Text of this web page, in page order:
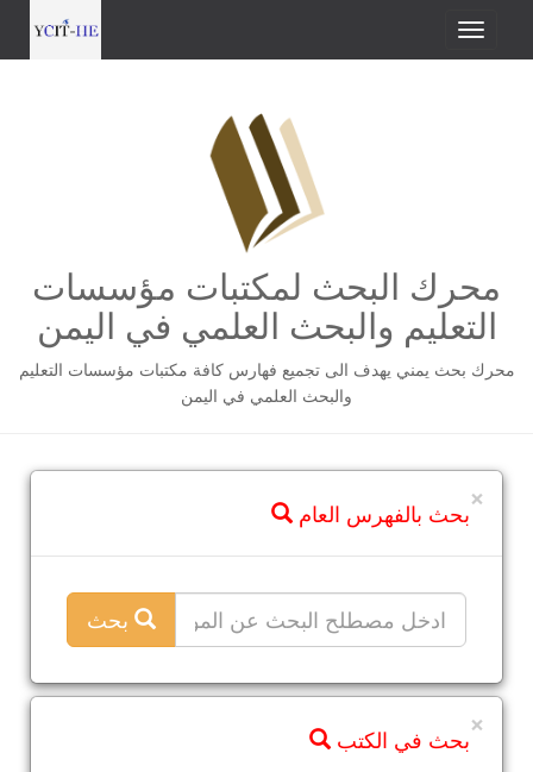
محرك البحث لمكتبات مؤسسات
التعليم والبحث العلمي في اليمن
محرك بحث يمني يهدف الى تجميع فهارس كافة مكتبات مؤسسات التعليم
والبحث العلمي في اليمن
×بحث بالفهرس العام
×بحث في الكتب